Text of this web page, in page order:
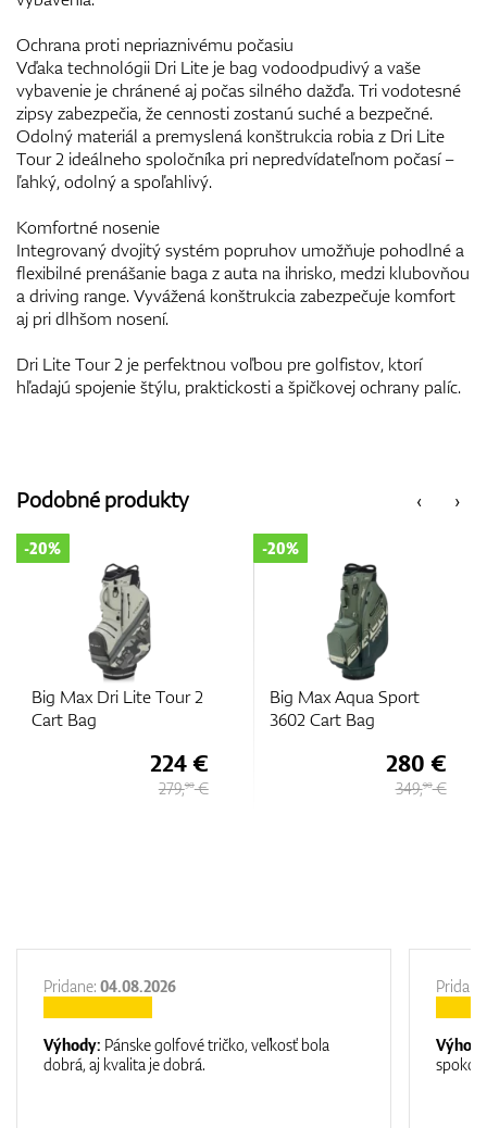
Ochrana proti nepriaznivému počasiu
Vďaka technológii Dri Lite je bag vodoodpudivý a vaše
vybavenie je chránené aj počas silného dažďa. Tri vodotesné
zipsy zabezpečia, že cennosti zostanú suché a bezpečné.
Odolný materiál a premyslená konštrukcia robia z Dri Lite
Tour 2 ideálneho spoločníka pri nepredvídateľnom počasí –
ľahký, odolný a spoľahlivý.
Komfortné nosenie
Integrovaný dvojitý systém popruhov umožňuje pohodlné a
flexibilné prenášanie baga z auta na ihrisko, medzi klubovňou
a driving range. Vyvážená konštrukcia zabezpečuje komfort
aj pri dlhšom nosení.
Dri Lite Tour 2 je perfektnou voľbou pre golfistov, ktorí
hľadajú spojenie štýlu, praktickosti a špičkovej ochrany palíc.
‹
Podobné produkty ›
Big Max Aqua Sport
3602 Cart Bag
-20%
280 €
349,90€
Big Max Aqua Sport 4
Cart Bag
-25%
247 €
329,90€
Pridane: 04.08.2026
Výhody: Pánske golfové tričko, veľkosť bola
dobrá, aj kvalita je dobrá.